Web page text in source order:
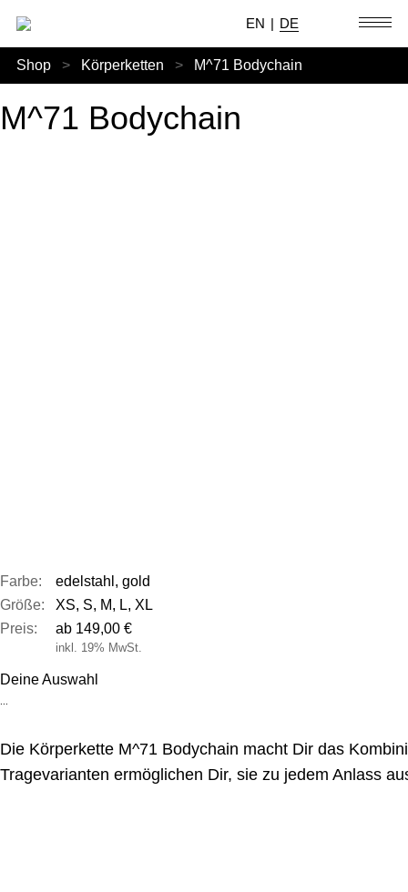
EN | DE
Shop > Körperketten > M^71 Bodychain
M^71 Bodychain
Farbe:
edelstahl, gold
Größe:
XS, S, M, L, XL
Preis:
ab 149,00 €
inkl. 19% MwSt.
Deine Auswahl
Die Körperkette M^71 Bodychain macht Dir das
Tragevarianten ermöglichen Dir, sie zu jedem Anlass